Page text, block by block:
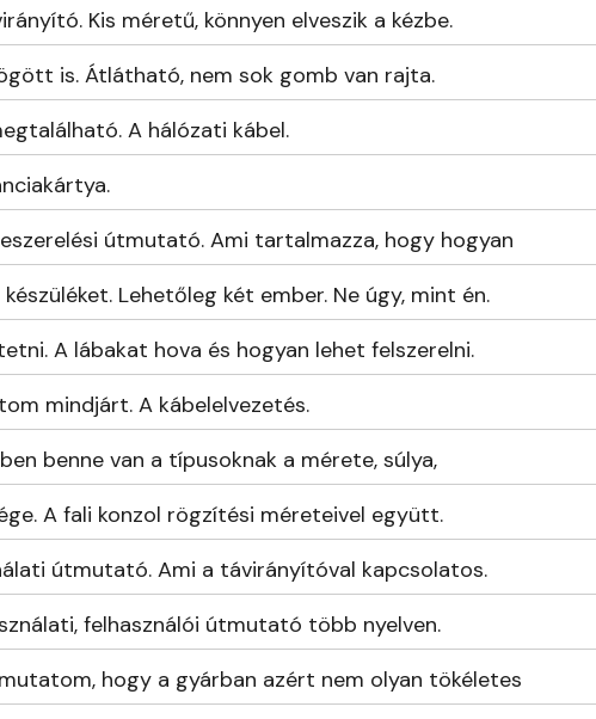
Kis méretű, könnyen elveszik a kézbe.
is. Átlátható, nem sok gomb van rajta.
A hálózati kábel.
útmutató. Ami tartalmazza, hogy hogyan
Lehetőleg két ember. Ne úgy, mint én.
A lábakat hova és hogyan lehet felszerelni.
mindjárt. A kábelelvezetés.
benne van a típusoknak a mérete, súlya,
A fali konzol rögzítési méreteivel együtt.
útmutató. Ami a távirányítóval kapcsolatos.
felhasználói útmutató több nyelven.
hogy a gyárban azért nem olyan tökéletes